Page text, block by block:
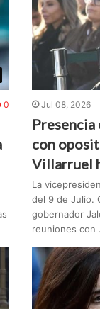
0 Jul 08, 2026
Presencia
con
Villarruel
La
del 9 de Julio.
gobernador
reuniones con